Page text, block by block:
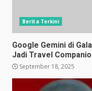
Berita Terkini
Google Gemini di
Jadi Travel
September 18, 2025